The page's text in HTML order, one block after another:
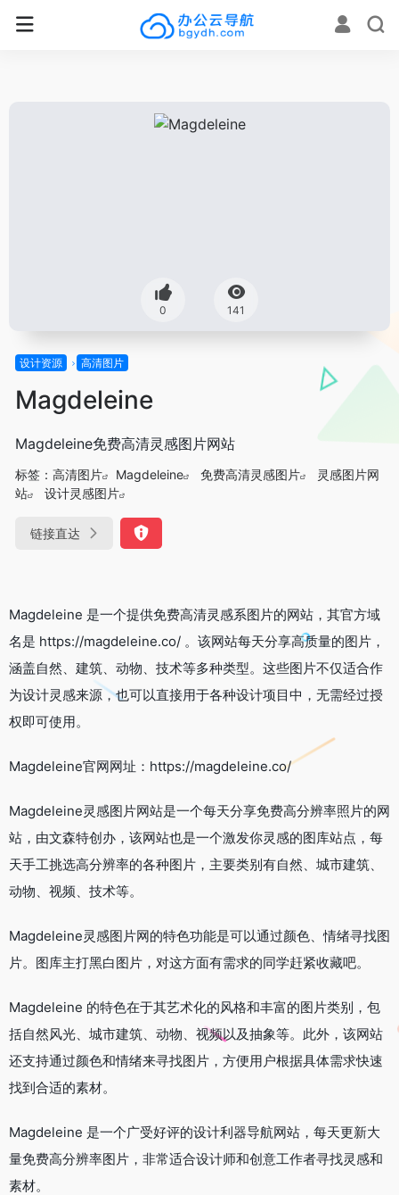
0 141
设计资源 高清图片
Magdeleine
Magdeleine免费高清灵感图片网站
标签： 高清图片 Magdeleine 免费高清灵感图片
灵感图片网
站
设计灵感图片
链接直达
Magdeleine 是一个提供免费高清灵感系图片的网站，其官方域
名是 https://magdeleine.co/ 。该网站每天分享高质量的图片，
涵盖自然、建筑、动物、技术等多种类型。这些图片不仅适合作
为设计灵感来源，也可以直接用于各种设计项目中，无需经过授
权即可使用。
Magdeleine官网网址：https://magdeleine.co/
Magdeleine灵感图片网站是一个每天分享免费高分辨率照片的网
站，由文森特创办，该网站也是一个激发你灵感的图库站点，每
天手工挑选高分辨率的各种图片，主要类别有自然、城市建筑、
动物、视频、技术等。
Magdeleine灵感图片网的特色功能是可以通过颜色、情绪寻找图
片。图库主打黑白图片，对这方面有需求的同学赶紧收藏吧。
Magdeleine 的特色在于其艺术化的风格和丰富的图片类别，包
括自然风光、城市建筑、动物、视频以及抽象等。此外，该网站
还支持通过颜色和情绪来寻找图片，方便用户根据具体需求快速
找到合适的素材。
Magdeleine 是一个广受好评的设计利器导航网站，每天更新大
量免费高分辨率图片，非常适合设计师和创意工作者寻找灵感和
素材。